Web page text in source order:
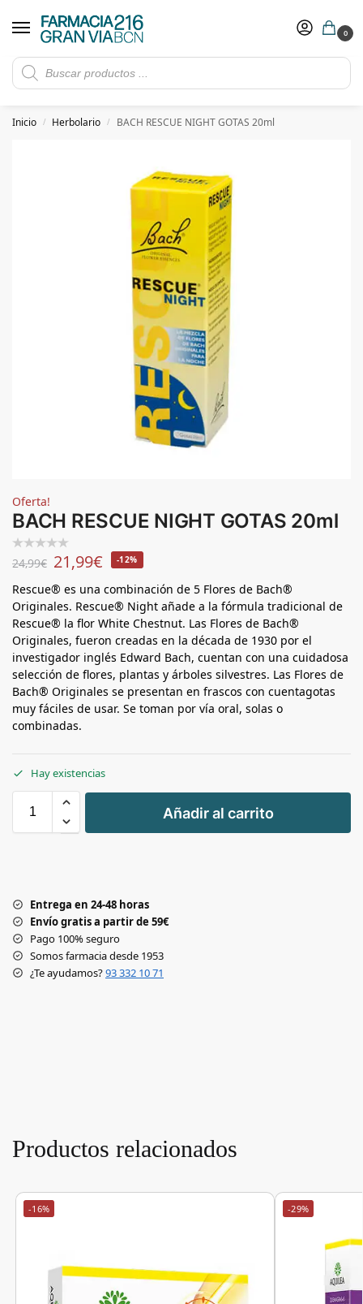
0
Rebajas de verano hasta -30%
​ 5€ de descuento con el cupón 5GRANVIA (compras superiores a 150€)
Inicio / Herbolario / BACH RESCUE NIGHT GOTAS 20ml
Oferta!
BACH RESCUE NIGHT GOTAS 20ml
24,99€ 21,99€ -12%
Rescue® es una combinación de 5 Flores de Bach®
Originales. Rescue® Night añade a la fórmula tradicional de
Rescue® la flor White Chestnut. Las Flores de Bach®
Originales, fueron creadas en la década de 1930 por el
investigador inglés Edward Bach, cuentan con una cuidadosa
selección de flores, plantas y árboles silvestres. Las Flores de
Bach® Originales se presentan en frascos con cuentagotas
muy fáciles de usar. Se toman por vía oral, solas o
combinadas.
Hay existencias
+
-
Añadir al carrito
Entrega en 24-48 horas
Envío gratis a partir de 59€
Pago 100% seguro
Somos farmacia desde 1953
¿Te ayudamos?93 332 10 71
Productos relacionados
-16% -29%